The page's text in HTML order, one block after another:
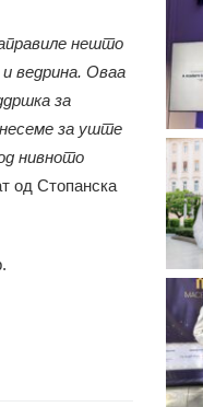
нешто
ведрина. Оваа
за
за уште
нивното
од Стопанска